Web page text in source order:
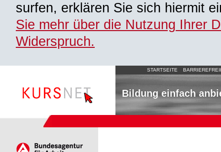
surfen, erklären Sie sich hiermit
Sie mehr über die Nutzung Ihrer
Widerspruch.
STARTSEITE
Bildung einfach